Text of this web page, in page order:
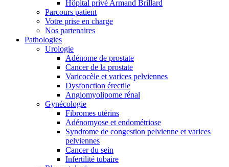
Hôpital privé Armand Brillard
Parcours patient
Votre prise en charge
Nos partenaires
Pathologies
Urologie
Adénome de prostate
Cancer de la prostate
Varicocèle et varices pelviennes
Dysfonction érectile
Angiomyolipome rénal
Gynécologie
Fibromes utérins
Adénomyose et endométriose
Syndrome de congestion pelvienne et varices
pelviennes
Cancer du sein
Infertilité tubaire